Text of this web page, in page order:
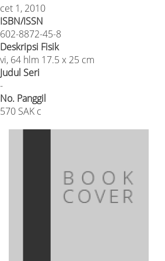
cet 1, 2010
ISBN/ISSN
602-8872-45-8
Deskripsi Fisik
vi, 64 hlm 17.5 x 25 cm
Judul Seri
-
No. Panggil
570 SAK c